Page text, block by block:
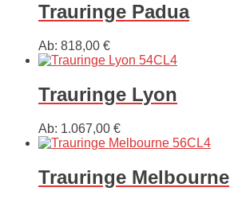
Trauringe Padua
Ab: 818,00 €
Trauringe Lyon
Ab: 1.067,00 €
Trauringe Melbourne